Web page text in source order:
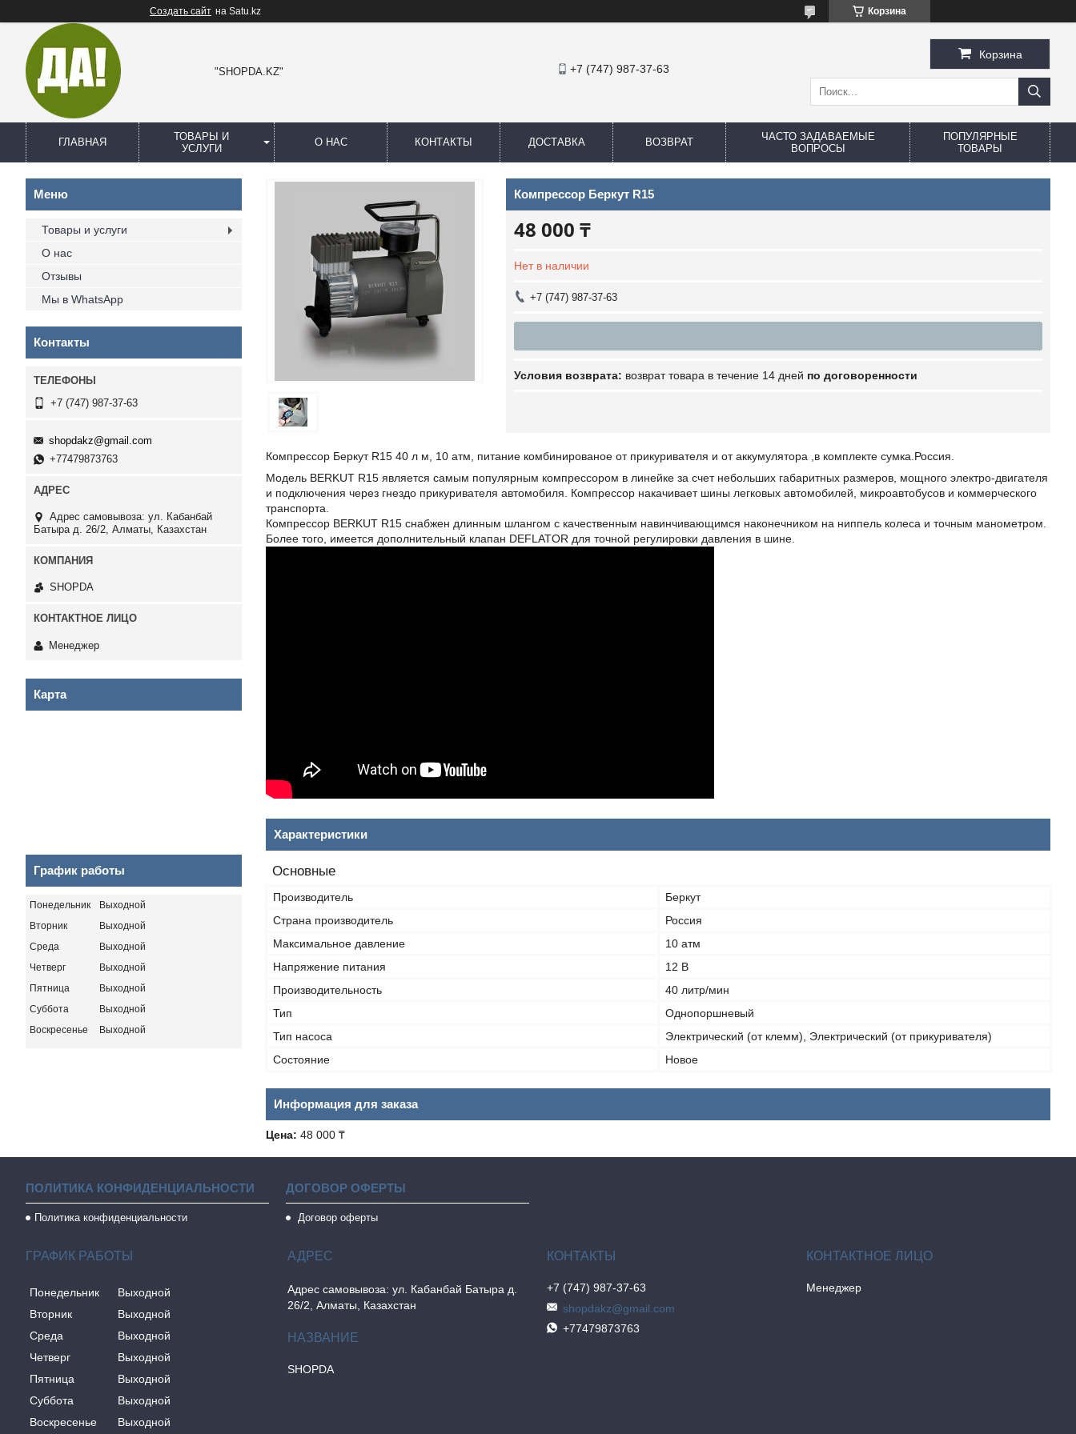
Создать сайт на Satu.kz Корзина
"SHOPDA.KZ" +7 (747) 987-37-63
Корзина
ГЛАВНАЯ
ТОВАРЫ И
УСЛУГИ
О НАС КОНТАКТЫ ДОСТАВКА ВОЗВРАТ
ЧАСТО ЗАДАВАЕМЫЕ
ВОПРОСЫ
ПОПУЛЯРНЫЕ
ТОВАРЫ
Компрессор Беркут R15
48 000 ₸
Нет в наличии
+7 (747) 987-37-63
возврат товара в течение 14 дней по договоренности
Компрессор Беркут R15 40 л м, 10 атм, питание комбинированое от прикуривателя и от аккумулятора ,в комплекте сумка.Россия.
Модель BERKUT R15 является самым популярным компрессором в линейке за счет небольших габаритных размеров, мощного электро-двигателя
и подключения через гнездо прикуривателя автомобиля. Компрессор накачивает шины легковых автомобилей, микроавтобусов и коммерческого
транспорта.
Компрессор BERKUT R15 снабжен длинным шлангом с качественным навинчивающимся наконечником на ниппель колеса и точным манометром.
Более того, имеется дополнительный клапан DEFLATOR для точной регулировки давления в шине.
Характеристики
Основные
Производитель
Беркут
Страна производитель
Россия
Максимальное давление
10 атм
Напряжение питания
12 В
Производительность
40 литр/мин
Тип
Однопоршневый
Тип насоса
Электрический (от клемм), Электрический (от прикуривателя)
Состояние
Новое
Информация для заказа
Цена: 48 000 ₸
Товары и услуги
О нас
Отзывы
Мы в WhatsApp
Контакты
+7 (747) 987-37-63
shopdakz@gmail.com
+77479873763
Адрес самовывоза: ул. Кабанбай
Батыра д. 26/2, Алматы, Казахстан
SHOPDA
Менеджер
Карта
График работы
Понедельник
Выходной
Вторник
Выходной
Среда
Выходной
Четверг
Выходной
Пятница
Выходной
Суббота
Выходной
Воскресенье
Выходной
ПОЛИТИКА КОНФИДЕНЦИАЛЬНОСТИ
Политика конфиденциальности
ДОГОВОР ОФЕРТЫ
Договор оферты
ГРАФИК РАБОТЫ
Понедельник
Выходной
Вторник
Выходной
Среда
Выходной
Четверг
Выходной
Пятница
Выходной
Суббота
Выходной
Воскресенье
Выходной
Адрес самовывоза: ул. Кабанбай Батыра д.
26/2, Алматы, Казахстан
SHOPDA
+7 (747) 987-37-63
shopdakz@gmail.com
+77479873763
Менеджер